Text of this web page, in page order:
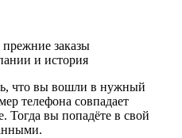
заказы
и история
что вы вошли в нужный
телефона совпадает
Тогда вы попадёте в свой